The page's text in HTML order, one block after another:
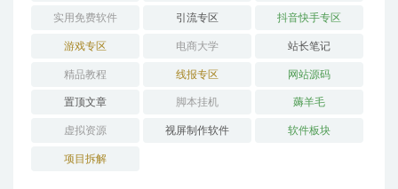
实用免费软件 引流专区 抖音快手专区
游戏专区 电商大学 站长笔记
精品教程 线报专区 网站源码
置顶文章 脚本挂机 薅羊毛
虚拟资源 视屏制作软件 软件板块
项目拆解